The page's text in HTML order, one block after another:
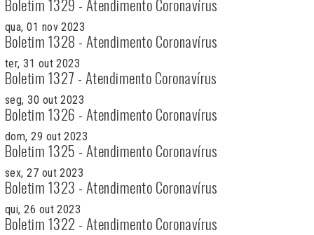
Boletim 1329 - Atendimento Coronavírus
qua, 01 nov 2023
Boletim 1328 - Atendimento Coronavírus
ter, 31 out 2023
Boletim 1327 - Atendimento Coronavírus
seg, 30 out 2023
Boletim 1326 - Atendimento Coronavírus
dom, 29 out 2023
Boletim 1325 - Atendimento Coronavírus
sex, 27 out 2023
Boletim 1323 - Atendimento Coronavírus
qui, 26 out 2023
Boletim 1322 - Atendimento Coronavírus